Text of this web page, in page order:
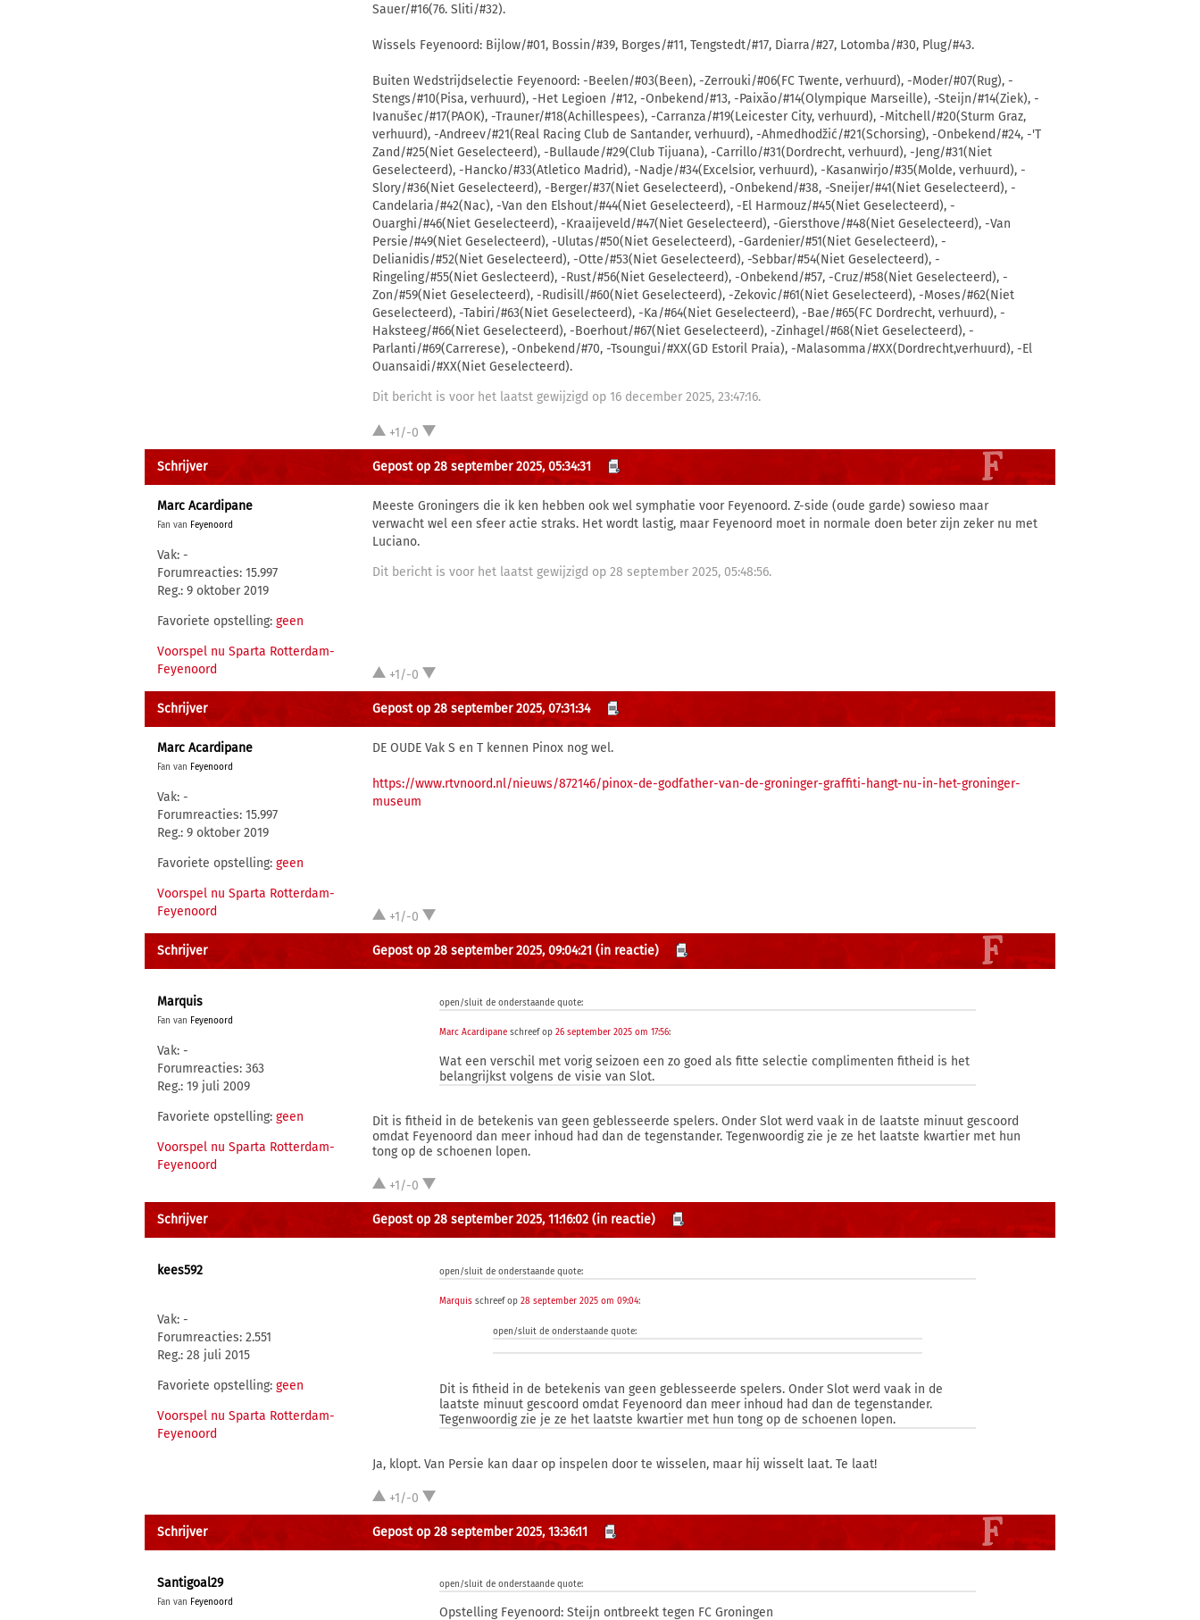
Sauer/#16(76. Sliti/#32).
Wissels Feyenoord: Bijlow/#01, Bossin/#39, Borges/#11, Tengstedt/#17, Diarra/#27, Lotomba/#30, Plug/#43.
Buiten Wedstrijdselectie Feyenoord: -Beelen/#03(Been), -Zerrouki/#06(FC Twente, verhuurd), -Moder/#07(Rug), -
Stengs/#10(Pisa, verhuurd), -Het Legioen /#12, -Onbekend/#13, -Paixão/#14(Olympique Marseille), -Steijn/#14(Ziek), -
Ivanušec/#17(PAOK), -Trauner/#18(Achillespees), -Carranza/#19(Leicester City, verhuurd), -Mitchell/#20(Sturm Graz,
verhuurd), -Andreev/#21(Real Racing Club de Santander, verhuurd), -Ahmedhodžić/#21(Schorsing), -Onbekend/#24, -'T
Zand/#25(Niet Geselecteerd), -Bullaude/#29(Club Tijuana), -Carrillo/#31(Dordrecht, verhuurd), -Jeng/#31(Niet
Geselecteerd), -Hancko/#33(Atletico Madrid), -Nadje/#34(Excelsior, verhuurd), -Kasanwirjo/#35(Molde, verhuurd), -
Slory/#36(Niet Geselecteerd), -Berger/#37(Niet Geselecteerd), -Onbekend/#38, -Sneijer/#41(Niet Geselecteerd), -
Candelaria/#42(Nac), -Van den Elshout/#44(Niet Geselecteerd), -El Harmouz/#45(Niet Geselecteerd), -
Ouarghi/#46(Niet Geselecteerd), -Kraaijeveld/#47(Niet Geselecteerd), -Giersthove/#48(Niet Geselecteerd), -Van
Persie/#49(Niet Geselecteerd), -Ulutas/#50(Niet Geselecteerd), -Gardenier/#51(Niet Geselecteerd), -
Delianidis/#52(Niet Geselecteerd), -Otte/#53(Niet Geselecteerd), -Sebbar/#54(Niet Geselecteerd), -
Ringeling/#55(Niet Geslecteerd), -Rust/#56(Niet Geselecteerd), -Onbekend/#57, -Cruz/#58(Niet Geselecteerd), -
Zon/#59(Niet Geselecteerd), -Rudisill/#60(Niet Geselecteerd), -Zekovic/#61(Niet Geselecteerd), -Moses/#62(Niet
Geselecteerd), -Tabiri/#63(Niet Geselecteerd), -Ka/#64(Niet Geselecteerd), -Bae/#65(FC Dordrecht, verhuurd), -
Haksteeg/#66(Niet Geselecteerd), -Boerhout/#67(Niet Geselecteerd), -Zinhagel/#68(Niet Geselecteerd), -
Parlanti/#69(Carrerese), -Onbekend/#70, -Tsoungui/#XX(GD Estoril Praia), -Malasomma/#XX(Dordrecht,verhuurd), -El
Ouansaidi/#XX(Niet Geselecteerd).
Dit bericht is voor het laatst gewijzigd op 16 december 2025, 23:47:16.
+1/-0
Schrijver Gepost op 28 september 2025, 05:34:31
Marc Acardipane
Fan van Feyenoord
Vak: -
Forumreacties: 15.997
Reg.: 9 oktober 2019
Favoriete opstelling: geen
Voorspel nu Sparta Rotterdam-
Feyenoord
Meeste Groningers die ik ken hebben ook wel symphatie voor Feyenoord. Z-side (oude garde) sowieso maar
verwacht wel een sfeer actie straks. Het wordt lastig, maar Feyenoord moet in normale doen beter zijn zeker nu met
Luciano.
Dit bericht is voor het laatst gewijzigd op 28 september 2025, 05:48:56.
+1/-0
Schrijver Gepost op 28 september 2025, 07:31:34
Marc Acardipane
Fan van Feyenoord
Vak: -
Forumreacties: 15.997
Reg.: 9 oktober 2019
Favoriete opstelling: geen
Voorspel nu Sparta Rotterdam-
Feyenoord
DE OUDE Vak S en T kennen Pinox nog wel.
https://www.rtvnoord.nl/nieuws/872146/pinox-de-godfather-van-de-groninger-graffiti-hangt-nu-in-het-groninger-
museum
+1/-0
Schrijver Gepost op 28 september 2025, 09:04:21 (in reactie)
Marquis
Fan van Feyenoord
Vak: -
Forumreacties: 363
Reg.: 19 juli 2009
Favoriete opstelling: geen
Voorspel nu Sparta Rotterdam-
Feyenoord
open/sluit de onderstaande quote:
Marc Acardipane schreef op26 september 2025 om 17:56:
Wat een verschil met vorig seizoen een zo goed als fitte selectie complimenten fitheid is het
belangrijkst volgens de visie van Slot.
Dit is fitheid in de betekenis van geen geblesseerde spelers. Onder Slot werd vaak in de laatste minuut gescoord
omdat Feyenoord dan meer inhoud had dan de tegenstander. Tegenwoordig zie je ze het laatste kwartier met hun
tong op de schoenen lopen.
+1/-0
Schrijver Gepost op 28 september 2025, 11:16:02 (in reactie)
kees592
Vak: -
Forumreacties: 2.551
Reg.: 28 juli 2015
Favoriete opstelling: geen
Voorspel nu Sparta Rotterdam-
Feyenoord
open/sluit de onderstaande quote:
Marquis schreef op28 september 2025 om 09:04:
open/sluit de onderstaande quote:
Dit is fitheid in de betekenis van geen geblesseerde spelers. Onder Slot werd vaak in de
laatste minuut gescoord omdat Feyenoord dan meer inhoud had dan de tegenstander.
Tegenwoordig zie je ze het laatste kwartier met hun tong op de schoenen lopen.
Ja, klopt. Van Persie kan daar op inspelen door te wisselen, maar hij wisselt laat. Te laat!
+1/-0
Schrijver Gepost op 28 september 2025, 13:36:11
Santigoal29
Fan van Feyenoord
open/sluit de onderstaande quote:
Opstelling Feyenoord: Steijn ontbreekt tegen FC Groningen